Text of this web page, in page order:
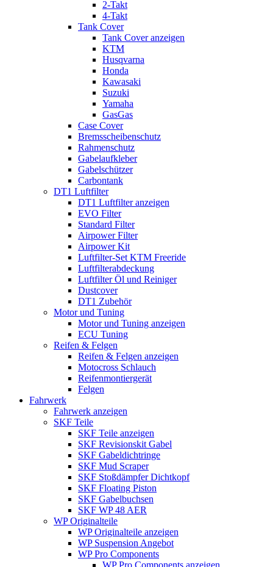
2-Takt
4-Takt
Tank Cover
Tank Cover anzeigen
KTM
Husqvarna
Honda
Kawasaki
Suzuki
Yamaha
GasGas
Case Cover
Bremsscheibenschutz
Rahmenschutz
Gabelaufkleber
Gabelschützer
Carbontank
DT1 Luftfilter
DT1 Luftfilter anzeigen
EVO Filter
Standard Filter
Airpower Filter
Airpower Kit
Luftfilter-Set KTM Freeride
Luftfilterabdeckung
Luftfilter Öl und Reiniger
Dustcover
DT1 Zubehör
Motor und Tuning
Motor und Tuning anzeigen
ECU Tuning
Reifen & Felgen
Reifen & Felgen anzeigen
Motocross Schlauch
Reifenmontiergerät
Felgen
Fahrwerk
Fahrwerk anzeigen
SKF Teile
SKF Teile anzeigen
SKF Revisionskit Gabel
SKF Gabeldichtringe
SKF Mud Scraper
SKF Stoßdämpfer Dichtkopf
SKF Floating Piston
SKF Gabelbuchsen
SKF WP 48 AER
WP Originalteile
WP Originalteile anzeigen
WP Suspension Angebot
WP Pro Components
WP Pro Components anzeigen